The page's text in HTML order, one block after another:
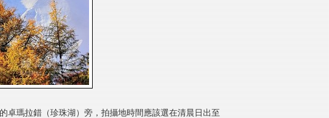
卓瑪拉錯（珍珠湖）旁，拍攝地時間應該選在清晨日出至